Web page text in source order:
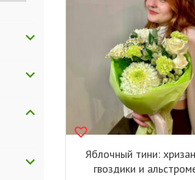
Яблочный тини:
гвоздики и